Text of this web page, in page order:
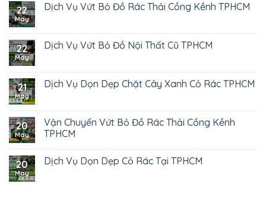
22
May
Dịch Vụ Vứt Bỏ Đồ Rác Thải Cồng Kềnh TPHCM
22
May
Dịch Vụ Vứt Bỏ Đồ Nội Thất Cũ TPHCM
21
May
Dịch Vụ Dọn Dẹp Chặt Cây Xanh Cỏ Rác TPHCM
20
May
Vận Chuyển Vứt Bỏ Đồ Rác Thải Cồng Kềnh
TPHCM
20
May
Dịch Vụ Dọn Dẹp Cỏ Rác Tại TPHCM